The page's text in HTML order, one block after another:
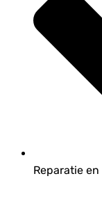
Reparatie